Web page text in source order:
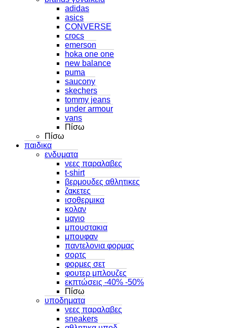
adidas
asics
CONVERSE
crocs
emerson
hoka one one
new balance
puma
saucony
skechers
tommy jeans
under armour
vans
Πίσω
Πίσω
παιδικα
ενδυματα
νεες παραλαβες
t-shirt
βερμουδες αθλητικες
ζακετες
ισοθερμικα
κολαν
μαγιο
μπουστακια
μπουφαν
παντελονια φορμας
σορτς
φορμες σετ
φουτερ μπλουζες
εκπτώσεις -40% -50%
Πίσω
υποδηματα
νεες παραλαβες
sneakers